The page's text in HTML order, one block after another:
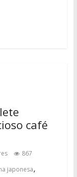
café
867
japonesa,